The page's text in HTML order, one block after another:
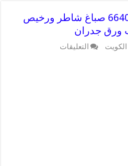
صباغ بنيد القار 66405052 صباغ شاطر ورخيص
ورق جدران
التعليقات